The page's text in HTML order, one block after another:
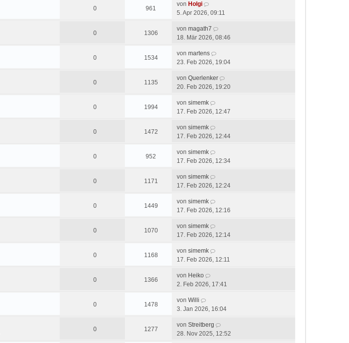
0 961
von Holgi
5. Apr 2026, 09:11
0 1306
von magath7
18. Mär 2026, 08:46
0 1534
von martens
23. Feb 2026, 19:04
0 1135
von Querlenker
20. Feb 2026, 19:20
0 1994
von simemk
17. Feb 2026, 12:47
0 1472
von simemk
17. Feb 2026, 12:44
0 952
von simemk
17. Feb 2026, 12:34
0 1171
von simemk
17. Feb 2026, 12:24
0 1449
von simemk
17. Feb 2026, 12:16
0 1070
von simemk
17. Feb 2026, 12:14
0 1168
von simemk
17. Feb 2026, 12:11
0 1366
von Heiko
2. Feb 2026, 17:41
0 1478
von Willi
3. Jan 2026, 16:04
0 1277
von Streitberg
28. Nov 2025, 12:52